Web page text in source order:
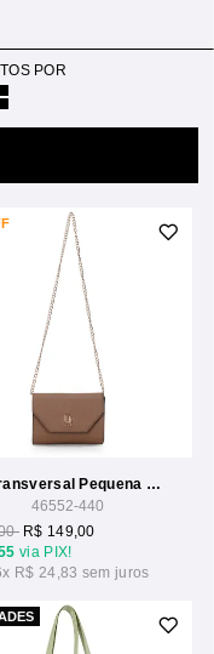
POR
Bolsa Transversal Pequena Com Alca Corrente
46552-440
via PIX!
R$ 149,00
R$ 24,83